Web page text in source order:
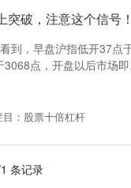
破，注意这个信号！
到，早盘沪指低开37点
点，开盘以后市场
目：股票十倍杠杆
条记录